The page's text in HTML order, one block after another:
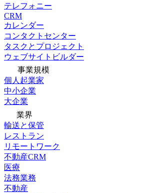
テレフォニー
CRM
カレンダー
コンタクトセンター
タスクとプロジェクト
ウェブサイトビルダー
事業規模
個人起業家
中小企業
大企業
業界
輸送と保管
レストラン
リモートワーク
不動産CRM
医療
法務業務
不動産